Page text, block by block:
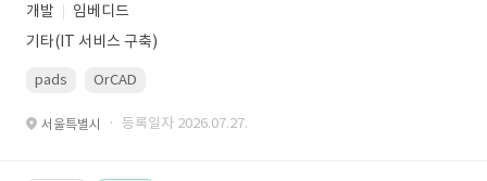
개발
임베디드
기타(IT 서비스 구축)
pads OrCAD
서울특별시 · 등록일자 2026.07.27.